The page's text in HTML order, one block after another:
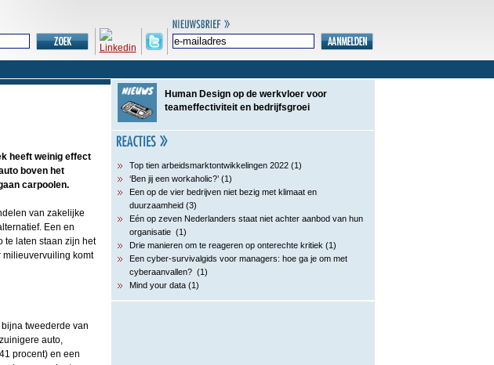
heeft weinig effect
boven het
carpoolen.
van zakelijke
Een en
te laten staan zijn het
milieuvervuiling komt
tweederde van
auto,
procent) en een
Human Design op de werkvloer voor
teameffectiviteit en bedrijfsgroei
Top tien arbeidsmarktontwikkelingen 2022 (1)
‘Ben jij een workaholic?’ (1)
Een op de vier bedrijven niet bezig met klimaat en
duurzaamheid (3)
Eén op zeven Nederlanders staat niet achter aanbod van hun
organisatie (1)
Drie manieren om te reageren op onterechte kritiek (1)
Een cyber-survivalgids voor managers: hoe ga je om met
cyberaanvallen? (1)
Mind your data (1)